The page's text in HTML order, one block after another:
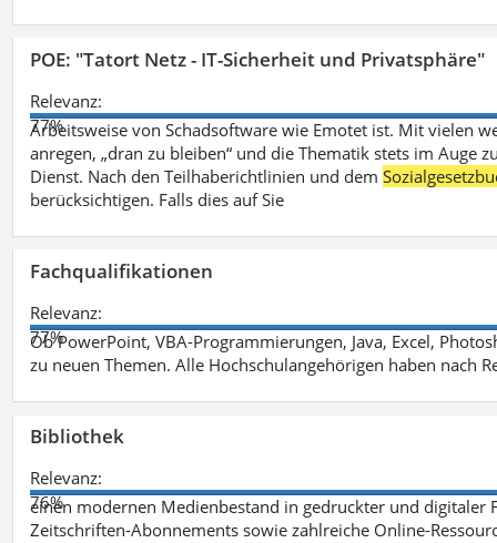
POE: "Tatort Netz - IT-Sicherheit und Privatsphäre"
Relevanz:
77%
Arbeitsweise von Schadsoftware wie Emotet ist. Mit vielen
anregen, „dran zu bleiben“ und die Thematik stets im
Dienst. Nach den Teilhaberichtlinien und dem
berücksichtigen. Falls dies auf Sie
Fachqualifikationen
Relevanz:
77%
Ob PowerPoint, VBA-Programmierungen, Java, Excel,
zu neuen Themen. Alle Hochschulangehörigen haben nach
Bibliothek
Relevanz:
76%
einen modernen Medienbestand in gedruckter und
Zeitschriften-Abonnements sowie zahlreiche Online-